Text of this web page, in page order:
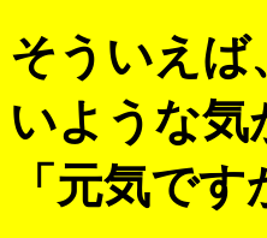
そういえば
いような気
「元気で